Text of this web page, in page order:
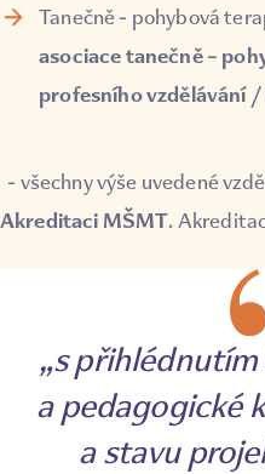
Tanečně - pohybová
asociace tanečně –
profesního vzdělávání/
- všechny výše uvedené
Akreditaci MŠMT.
„s
a pedagogické
a stavu